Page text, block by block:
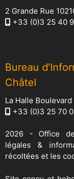
2 Grande Rue
+33 (0)3 25 40
Bureau
Châtel
La Halle
+33 (0)3 25 70
2026 - Office
légales &
récoltées et les